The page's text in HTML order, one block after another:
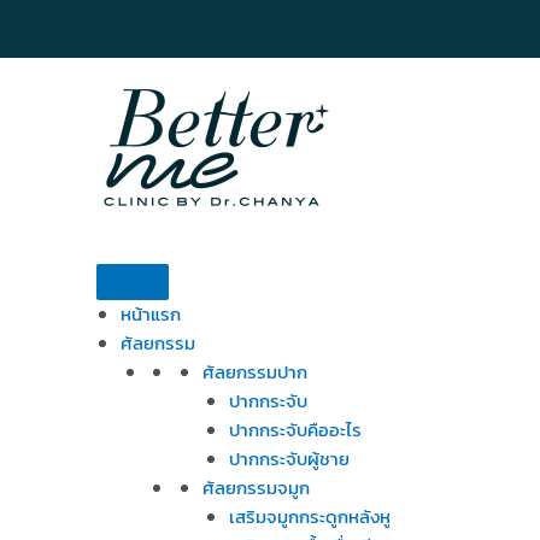
หน้าแรก
ศัลยกรรม
ศัลยกรรมปาก
ปากกระจับ
ปากกระจับคืออะไร
ปากกระจับผู้ชาย
ศัลยกรรมจมูก
เสริมจมูกกระดูกหลังหู